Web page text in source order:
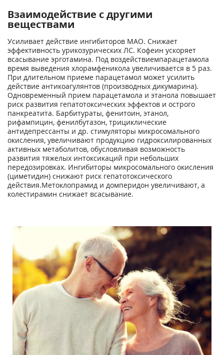
Взаимодействие с другими
веществами
Усиливает действие ингибиторов МАО. Снижает
эффективность урикозурических ЛС. Кофеин ускоряет
всасывание эрготамина. Под воздействиемпарацетамола
время выведения хлорамфеникола увеличивается в 5 раз.
При длительном приеме парацетамол может усилить
действие антикоагулянтов (производных дикумарина).
Одновременный прием парацетамола и этанола повышает
риск развития гепатотоксических эффектов и острого
панкреатита. Барбитураты, фенитоин, этанол,
рифампицин, фенилбутазон, трициклические
антидепрессанты и др. стимуляторы микросомального
окисления, увеличивают продукцию гидроксилированных
активных метаболитов, обусловливая возможность
развития тяжелых интоксикаций при небольших
передозировках. Ингибиторы микросомального окисления
(циметидин) снижают риск гепатотоксического
действия.Метоклопрамид и домперидон увеличивают, а
колестирамин снижает всасывание.